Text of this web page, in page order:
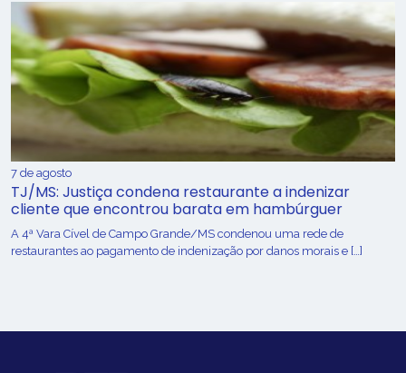
7 de agosto
TJ/MS: Justiça condena restaurante a indenizar
cliente que encontrou barata em hambúrguer
A 4ª Vara Cível de Campo Grande/MS condenou uma rede de
restaurantes ao pagamento de indenização por danos morais e […]